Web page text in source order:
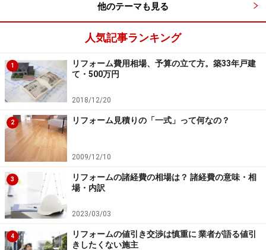
りのリフォームしか実施しておらず、屋根や外壁の傷み
具合は調査すらしていなかったりとか、安い物件だと思
ったら、様々な法令などの関係で、大規模改修が出来な
いという制約があったりと、見過ごせない重要な部分も
多くあるのです。特にマンション物件の場合は、管理規
約で思う通りのリフォームが出来ない場合もあります。
物件探しの際には、くれぐれも築年数や物件価格といっ
た目先のデータだけで絞り込んでしまうのではなく、自
分の希望に合いそうな要素が少しでもあるのなら、直接
出向いて物件の隅々を自分の目で確認し、詳しい話を聞
いてみるようにしましょう。
次のページでは、リフォーム見積りをもらう時のポイン
トなどをご紹介します。
他のテーマも見る
人気記事ランキング
1
リフォーム費用相場、予算の立て方。築33年戸建
て・500万円
2018/12/20
2 リフォーム見積りの「一式」って何なの？
2009/12/10
3
リフォームの諸経費の相場は？ 諸経費の意味・相
場・内訳
2023/03/03
4
リフォームの値引き交渉は慎重に 業者が語る値引
きしたくない施主